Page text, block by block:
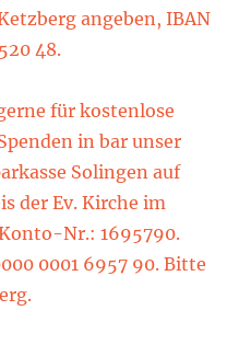
angeben, IBAN
48.
für kostenlose
in bar unser
Solingen auf
der Ev. Kirche im
Nr.: 1695790.
0001 6957 90. Bitte